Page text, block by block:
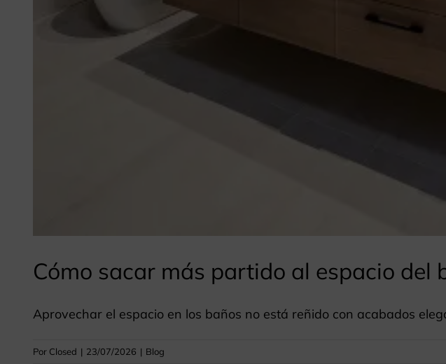
Cómo sacar más partido al espacio del
Aprovechar el espacio en los baños no está reñido con acabados
Por Closed | 23/07/2026 | Blog